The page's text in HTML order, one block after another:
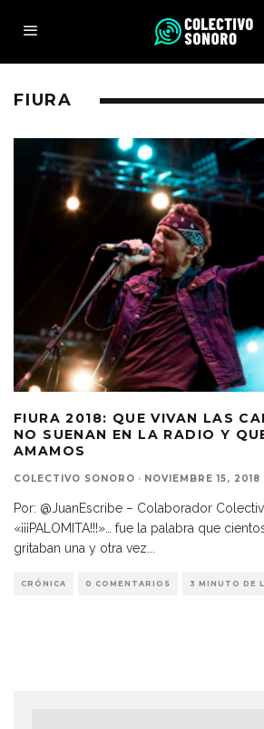
FIURA
FIURA 2018: QUE VIVAN LAS
NO SUENAN EN LA RADIO Y
AMAMOS
COLECTIVO SONORO · NOVIEMBRE 15, 2018
Por: @JuanEscribe – Colaborador
«¡¡¡PALOMITA!!!»… fue la palabra que
gritaban una y otra vez
CRÓNICA 0 COMENTARIOS 3 MINUTO DE